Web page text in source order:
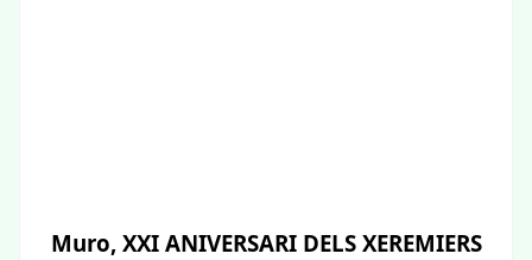
Muro, XXI ANIVERSARI DELS XEREMIERS